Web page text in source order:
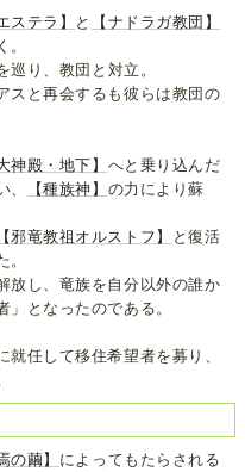
ステラ】 と
【ナドラガ教団】
巡り、教団と対立。
スと再会するも彼らは教団の
神殿・地下】 へと乗り込んだ
【種族神】 の力により蘇
【邪竜教祖オルストフ】
と復活
。
放し、竜族を自分以外の誰か
となったのである。
任して移住希望者を募り、
の繭】 によってもたらされる